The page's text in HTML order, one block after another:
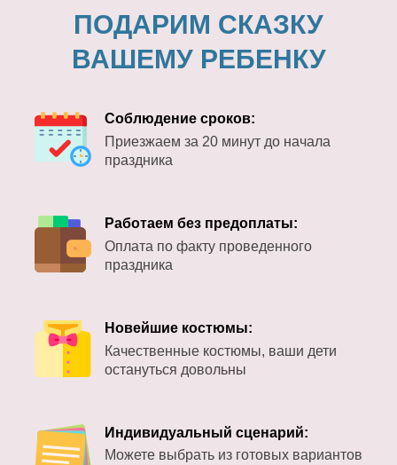
ПОДАРИМ СКАЗКУ
ВАШЕМУ РЕБЕНКУ
Соблюдение сроков:
Приезжаем за 20 минут до начала
праздника
Работаем без предоплаты:
Оплата по факту проведенного
праздника
Новейшие костюмы:
Качественные костюмы, ваши дети
остануться довольны
Индивидуальный сценарий:
Можете выбрать из готовых вариантов